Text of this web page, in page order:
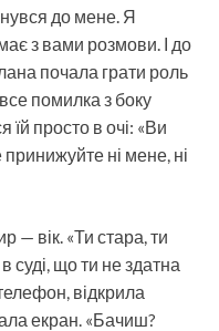
до мене. Я
з вами розмови. І до
почала грати роль
помилка з боку
їй просто в очі: «Ви
ні мене, ні
— вік. «Ти стара, ти
суді, що ти не здатна
відкрила
екран. «Бачиш?